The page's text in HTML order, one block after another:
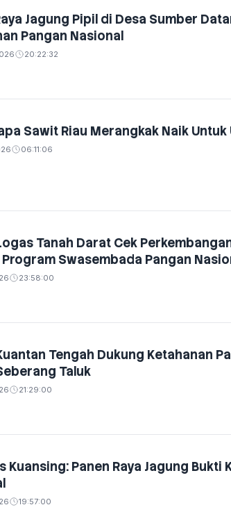
Jagung Pipil di Desa Sumber
Pangan Nasional
20:22:32
Sawit Riau Merangkak Naik Untuk
06:11:06
Tanah Darat Cek
Swasembada Pangan
23:58:00
Tengah Dukung Ketahanan
Taluk
21:29:00
Kuansing: Panen Raya Jagung
19:57:00